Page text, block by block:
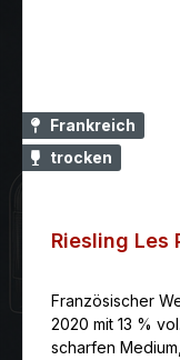
Frankreich
trocken
Riesling Les
Französischer
2020 mit 13 %
scharfen